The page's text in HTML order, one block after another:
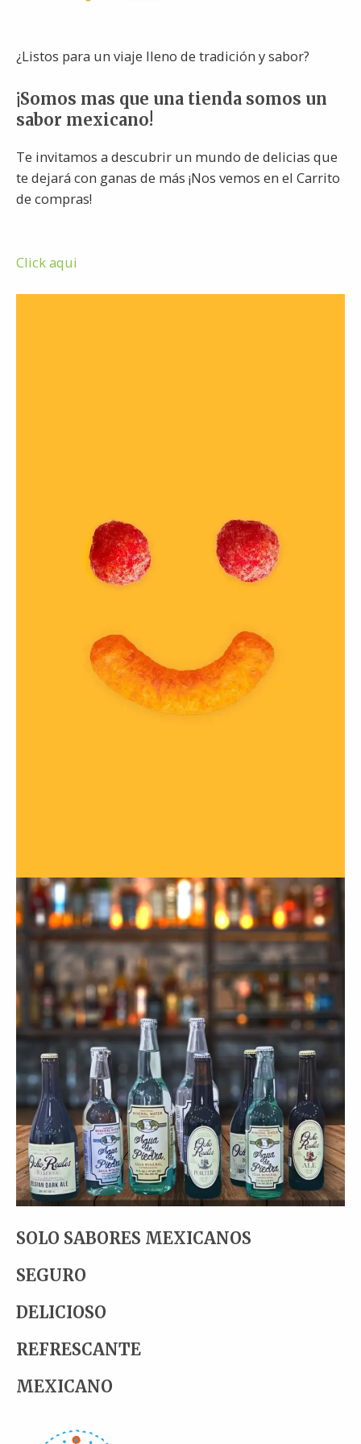
¿Listos para un viaje lleno de tradición y sabor?
¡Somos mas que una tienda somos un
sabor mexicano!
Te invitamos a descubrir un mundo de delicias que
te dejará con ganas de más ¡Nos vemos en el Carrito
de compras!
Click aqui
SOLO SABORES MEXICANOS
SEGURO
DELICIOSO
REFRESCANTE
MEXICANO